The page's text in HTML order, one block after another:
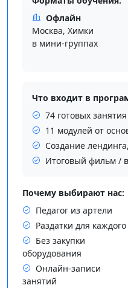
Офлайн
Москва, Химки
в мини-группах
Что входит в
74 готовых занятия
11 модулей от
Создание
Итоговый фильм /
Почему выбирают нас:
Педагог из артели
Раздатки для каждого
Без закупки
оборудования
Онлайн-записи
занятий